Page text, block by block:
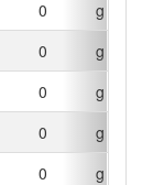
0
g
0
g
0
g
0
g
0
g